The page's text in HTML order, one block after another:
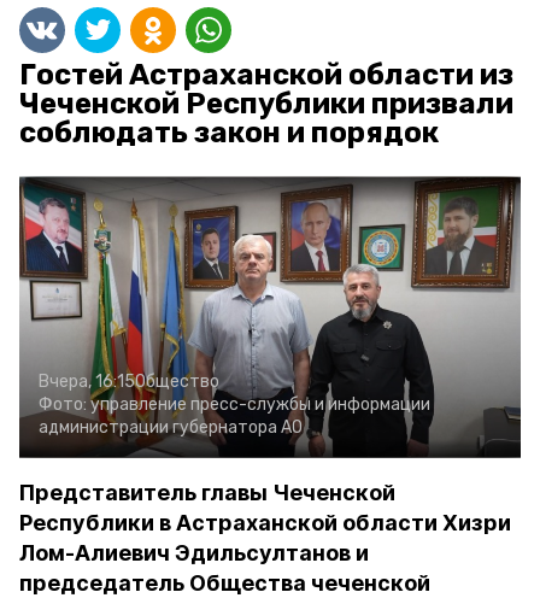
Гостей Астраханской области из
Чеченской Республики призвали
соблюдать закон и порядок
Вчера, 16:15Общество
Фото: управление пресс-службы и информации
администрации губернатора АО
Представитель главы Чеченской
Республики в Астраханской области Хизри
Лом-Алиевич Эдильсултанов и
председатель Общества чеченской